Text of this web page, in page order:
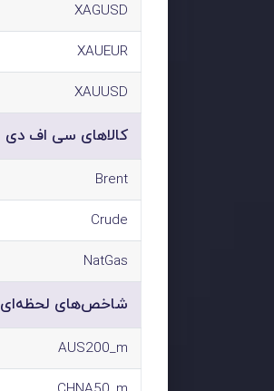
XAGUSD
XAUEUR
XAUUSD
کالاهای سی اف دی
Brent
Crude
NatGas
شاخص‌های لحظه‌ای
AUS200_m